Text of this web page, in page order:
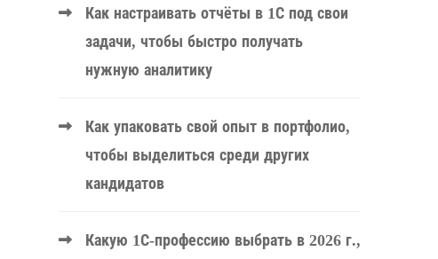
Как настраивать отчёты в 1С под свои
задачи, чтобы быстро получать
нужную аналитику
Как упаковать свой опыт в портфолио,
чтобы выделиться среди других
кандидатов
Какую 1С-профессию выбрать в 2026 г.,